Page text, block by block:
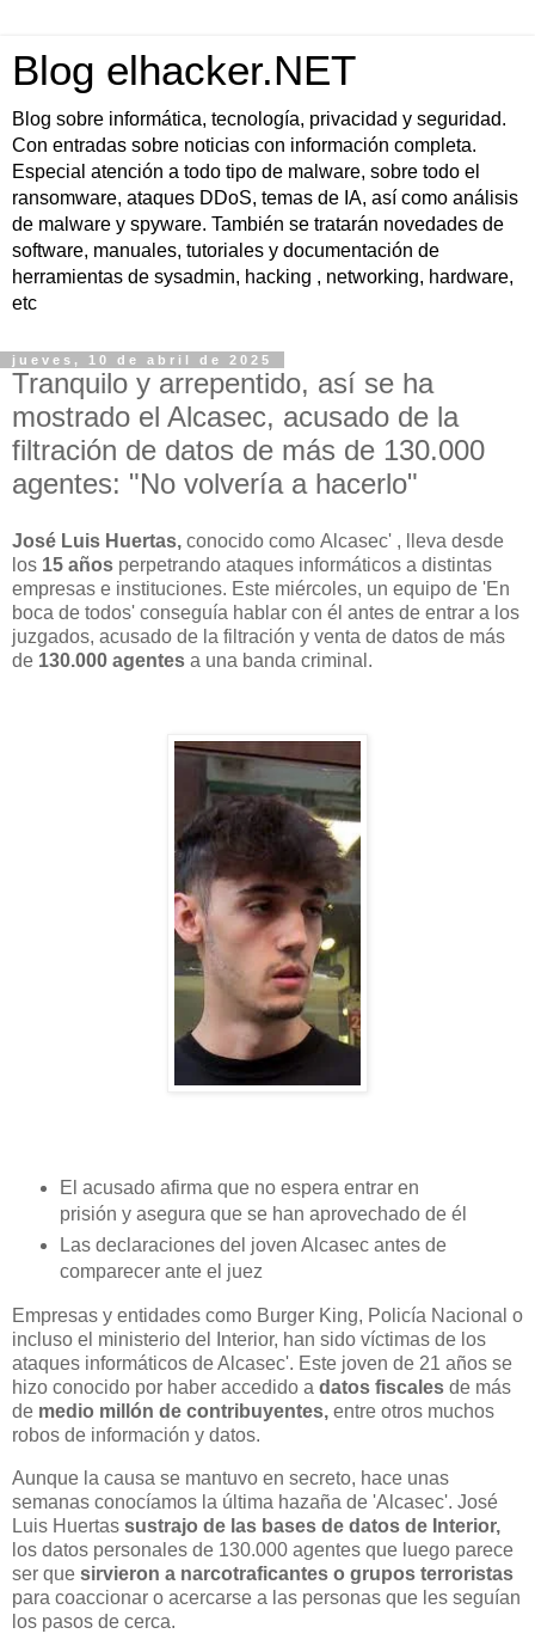
Blog elhacker.NET
Blog sobre informática, tecnología, privacidad y seguridad.
Con entradas sobre noticias con información completa.
Especial atención a todo tipo de malware, sobre todo el
ransomware, ataques DDoS, temas de IA, así como análisis
de malware y spyware. También se tratarán novedades de
software, manuales, tutoriales y documentación de
herramientas de sysadmin, hacking , networking, hardware,
etc
jueves, 10 de abril de 2025
Tranquilo y arrepentido, así se ha
mostrado el Alcasec, acusado de la
filtración de datos de más de 130.000
agentes: "No volvería a hacerlo"
José Luis Huertas, conocido como Alcasec' , lleva desde
los 15 años perpetrando ataques informáticos a distintas
empresas e instituciones. Este miércoles, un equipo de 'En
boca de todos' conseguía hablar con él antes de entrar a los
juzgados, acusado de la filtración y venta de datos de más
de 130.000 agentes a una banda criminal.
El acusado afirma que no espera entrar en
prisión y asegura que se han aprovechado de él
Las declaraciones del joven Alcasec antes de
comparecer ante el juez
Empresas y entidades como Burger King, Policía Nacional o
incluso el ministerio del Interior, han sido víctimas de los
ataques informáticos de Alcasec'. Este joven de 21 años se
hizo conocido por haber accedido a datos fiscales de más
de medio millón de contribuyentes, entre otros muchos
robos de información y datos.
Aunque la causa se mantuvo en secreto, hace unas
semanas conocíamos la última hazaña de 'Alcasec'. José
Luis Huertas sustrajo de las bases de datos de Interior,
los datos personales de 130.000 agentes que luego parece
ser que sirvieron a narcotraficantes o grupos terroristas
para coaccionar o acercarse a las personas que les seguían
los pasos de cerca.